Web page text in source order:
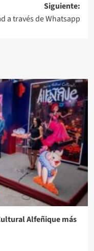
Siguiente:
a través de Whatsapp
Alfeñique más